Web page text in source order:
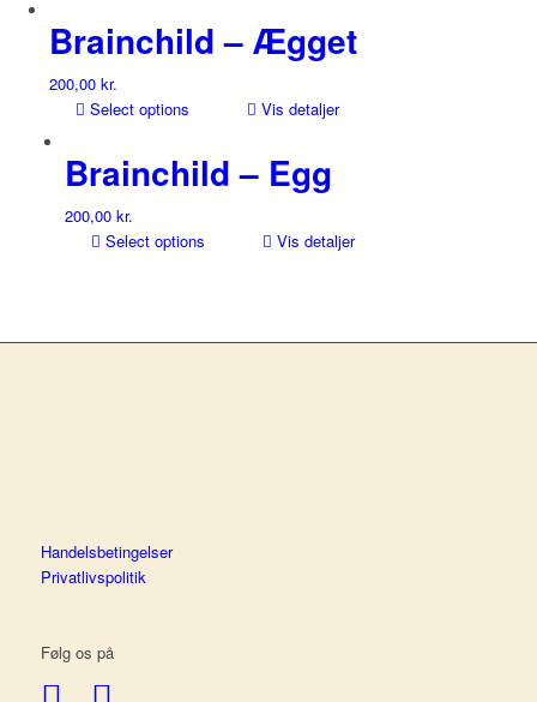
Brainchild – Ægget
200,00 kr.
Select options
Vis detaljer
Brainchild – Egg
200,00 kr.
Select options
Vis detaljer
Handelsbetingelser
Privatlivspolitik
Følg os på